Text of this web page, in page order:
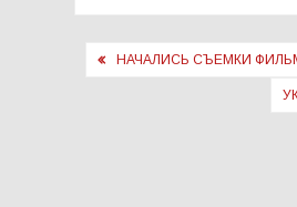
Навигация
НАЧАЛИСЬ СЪЕМКИ